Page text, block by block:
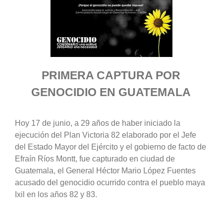
PRIMERA CAPTURA POR
GENOCIDIO EN GUATEMALA
Hoy 17 de junio, a 29 años de haber iniciado la
ejecución del Plan Victoria 82 elaborado por el Jefe
del Estado Mayor del Ejército y el gobierno de facto de
Efraín Ríos Montt, fue capturado en ciudad de
Guatemala, el General Héctor Mario López Fuentes
acusado del genocidio ocurrido contra el pueblo maya
Ixil en los años 82 y 83.